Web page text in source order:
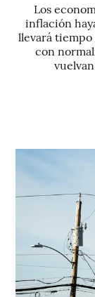
Los
inflación
llevará
con